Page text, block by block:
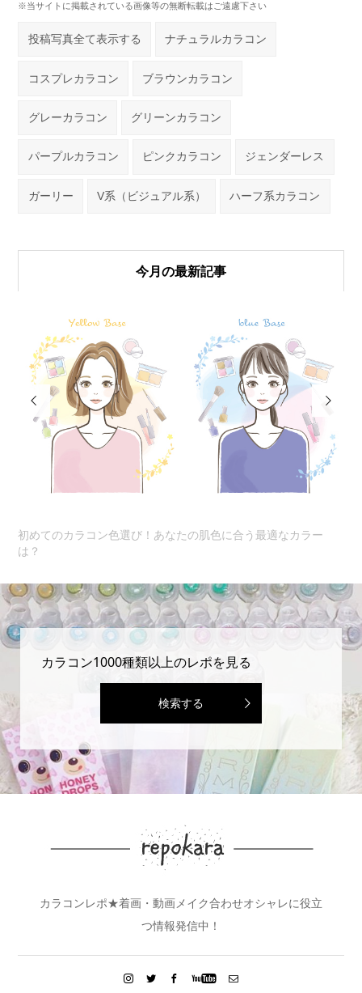
※当サイトに掲載されている画像等の無断転載はご遠慮下さい
投稿写真全て表示する ナチュラルカラコン
コスプレカラコン ブラウンカラコン
グレーカラコン グリーンカラコン
パープルカラコン ピンクカラコン ジェンダーレス
ガーリー V系（ビジュアル系） ハーフ系カラコン
今月の最新記事

初めてのカラコン色選び！あなたの肌色に合う最適なカラー
は？

カラコン1000種類以上のレポを見る
検索する
カラコンレポ★着画・動画メイク合わせオシャレに役立
つ情報発信中！